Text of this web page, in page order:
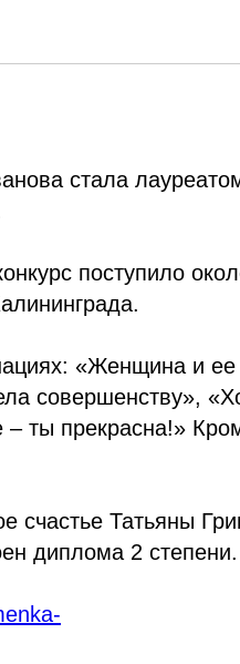
стала
поступило
«Женщина и ее
совершенству»,
ты прекрасна!»
Татьяны
диплома 2 степени.